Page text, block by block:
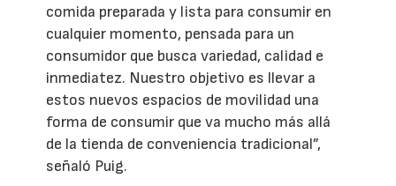
comida preparada y lista para consumir en
cualquier momento, pensada para un
consumidor que busca variedad, calidad e
inmediatez. Nuestro objetivo es llevar a
estos nuevos espacios de movilidad una
forma de consumir que va mucho más allá
de la tienda de conveniencia tradicional”,
señaló Puig.